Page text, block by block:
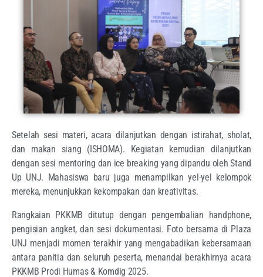
​Setelah sesi materi, acara dilanjutkan dengan istirahat, sholat,
dan makan siang (ISHOMA). Kegiatan kemudian dilanjutkan
dengan sesi mentoring dan ice breaking yang dipandu oleh Stand
Up UNJ. Mahasiswa baru juga menampilkan yel-yel kelompok
mereka, menunjukkan kekompakan dan kreativitas.
Rangkaian PKKMB ditutup dengan pengembalian handphone,
pengisian angket, dan sesi dokumentasi. Foto bersama di Plaza
UNJ menjadi momen terakhir yang mengabadikan kebersamaan
antara panitia dan seluruh peserta, menandai berakhirnya acara
PKKMB Prodi Humas & Komdig 2025.